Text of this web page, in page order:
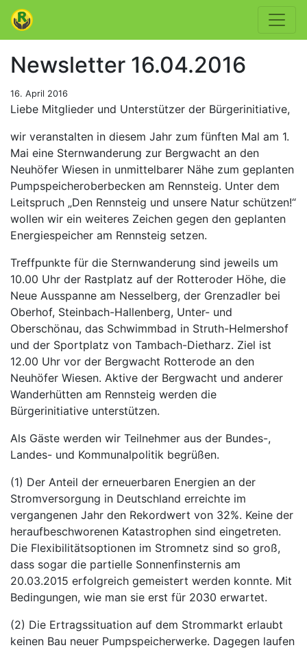
Newsletter 16.04.2016
16. April 2016
Liebe Mitglieder und Unterstützer der Bürgerinitiative,
wir veranstalten in diesem Jahr zum fünften Mal am 1.
Mai eine Sternwanderung zur Bergwacht an den
Neuhöfer Wiesen in unmittelbarer Nähe zum geplanten
Pumpspeicheroberbecken am Rennsteig. Unter dem
Leitspruch „Den Rennsteig und unsere Natur schützen!“
wollen wir ein weiteres Zeichen gegen den geplanten
Energiespeicher am Rennsteig setzen.
Treffpunkte für die Sternwanderung sind jeweils um
10.00 Uhr der Rastplatz auf der Rotteroder Höhe, die
Neue Ausspanne am Nesselberg, der Grenzadler bei
Oberhof, Steinbach-Hallenberg, Unter- und
Oberschönau, das Schwimmbad in Struth-Helmershof
und der Sportplatz von Tambach-Dietharz. Ziel ist
12.00 Uhr vor der Bergwacht Rotterode an den
Neuhöfer Wiesen. Aktive der Bergwacht und anderer
Wanderhütten am Rennsteig werden die
Bürgerinitiative unterstützen.
Als Gäste werden wir Teilnehmer aus der Bundes-,
Landes- und Kommunalpolitik begrüßen.
(1) Der Anteil der erneuerbaren Energien an der
Stromversorgung in Deutschland erreichte im
vergangenen Jahr den Rekordwert von 32%. Keine der
heraufbeschworenen Katastrophen sind eingetreten.
Die Flexibilitätsoptionen im Stromnetz sind so groß,
dass sogar die partielle Sonnenfinsternis am
20.03.2015 erfolgreich gemeistert werden konnte. Mit
Bedingungen, wie man sie erst für 2030 erwartet.
(2) Die Ertragssituation auf dem Strommarkt erlaubt
keinen Bau neuer Pumpspeicherwerke. Dagegen laufen